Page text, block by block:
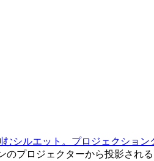
シルエット。プロジェクション
のプロジェクターから投影され